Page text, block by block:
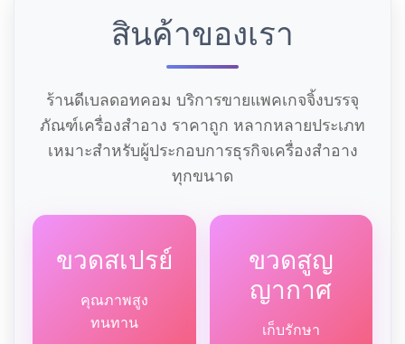
สินค้าของเรา
ร้านดีเบลดอทคอม บริการขายแพคเกจจิ้งบรรจุ
ภัณฑ์เครื่องสำอาง ราคาถูก หลากหลายประเภท
เหมาะสำหรับผู้ประกอบการธุรกิจเครื่องสำอาง
ทุกขนาด
ขวดสเปรย์
คุณภาพสูง
ทนทาน
ขวดสูญ
ญากาศ
เก็บรักษา